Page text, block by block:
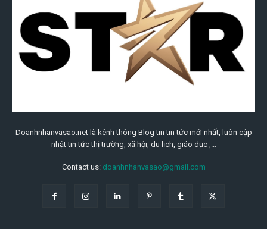
Doanhnhanvasao.net là kênh thông Blog tin tin tức mới nhất, luôn cập
nhật tin tức thị trường, xã hội, du lịch, giáo dục ,...
Contact us: doanhnhanvasao@gmail.com